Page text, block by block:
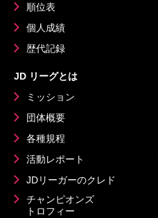
順位表
個人成績
歴代記録
JD リーグとは
ミッション
団体概要
各種規程
活動レポート
JDリーガーのクレド
チャンピオンズ
トロフィー